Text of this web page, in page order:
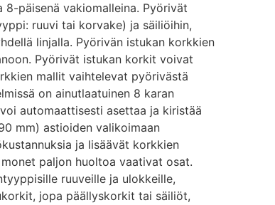
päisenä vakiomalleina. Pyörivät
ruuvi tai korvake) ja säiliöihin,
linjalla. Pyörivän istukan korkkien
Pyörivät istukan korkit voivat
mallit vaihtelevat pyörivästä
on ainutlaatuinen 8 karan
automaattisesti asettaa ja kiristää
mm) astioiden valikoimaan
ja lisäävät korkkien
paljon huoltoa vaativat osat.
ruuveille ja ulokkeille,
jopa päällyskorkit tai säiliöt,